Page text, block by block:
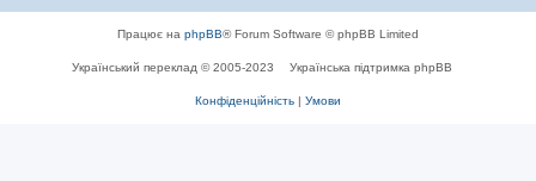
Працює на phpBB® Forum Software © phpBB Limited
Український переклад © 2005-2023 Українська підтримка phpBB
Конфіденційність | Умови